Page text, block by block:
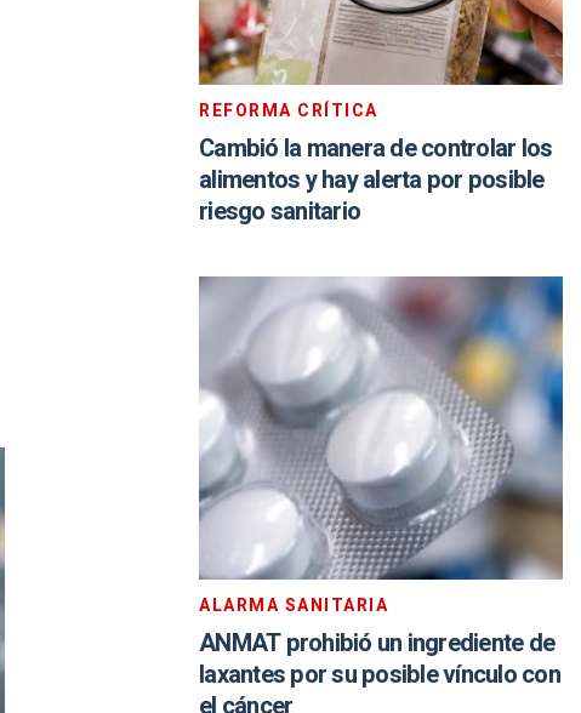
REFORMA CRÍTICA
Cambió la manera de controlar los
alimentos y hay alerta por posible
riesgo sanitario
ALARMA SANITARIA
ANMAT prohibió un ingrediente de
laxantes por su posible vínculo con